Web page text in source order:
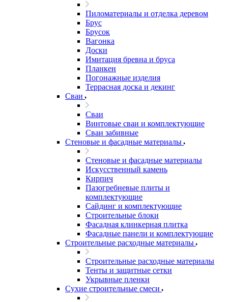
Пиломатериалы и отделка деревом
Брус
Брусок
Вагонка
Доски
Имитация бревна и бруса
Планкен
Погонажные изделия
Террасная доска и декинг
Сваи
Сваи
Винтовые сваи и комплектующие
Сваи забивные
Стеновые и фасадные материалы
Стеновые и фасадные материалы
Искусственный камень
Кирпич
Пазогребневые плиты и
комплектующие
Сайдинг и комплектующие
Строительные блоки
Фасадная клинкерная плитка
Фасадные панели и комплектующие
Строительные расходные материалы
Строительные расходные материалы
Тенты и защитные сетки
Укрывные пленки
Сухие строительные смеси